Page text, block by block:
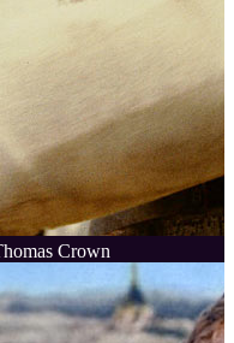
Crown